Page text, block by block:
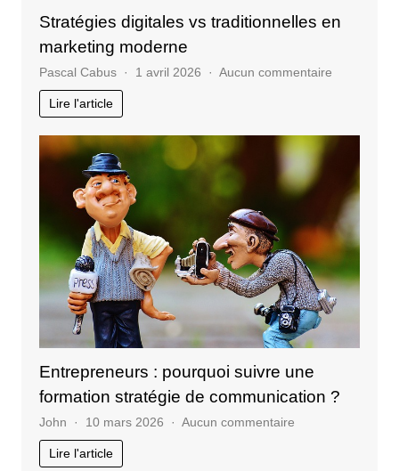
Stratégies digitales vs traditionnelles en
marketing moderne
Pascal Cabus 1 avril 2026 Aucun commentairesur
vs
marketing
moderne
Lire l'article
Entrepreneurs : pourquoi suivre une
formation stratégie de communication ?
John 10 mars 2026 Aucun commentairesur
Lire l'article